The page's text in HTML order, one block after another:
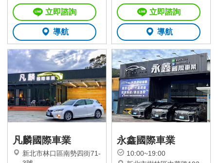
立即諮詢
導航
立即諮詢
導航
凡麟國際車業
新北市林口區南勢四街71-
永鑫國際車業
10:00~19:00